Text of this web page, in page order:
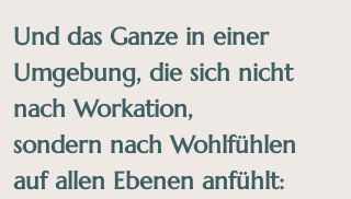
Und das Ganze in einer
Umgebung, die sich nicht
nach Workation,
sondern nach Wohlfühlen
auf allen Ebenen anfühlt: